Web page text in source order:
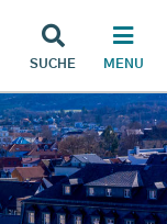
SUCHE MENU